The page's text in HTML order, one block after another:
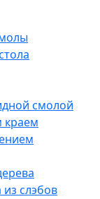
смолой
краем
слэбов